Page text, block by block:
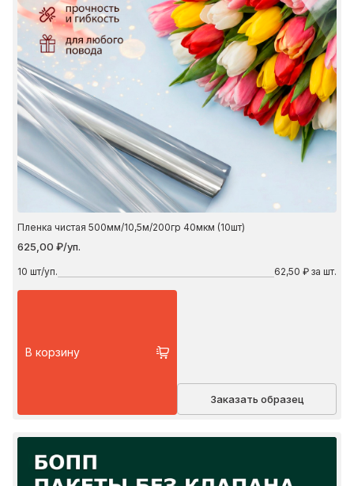
Пленка чистая 500мм/10,5м/200гр 40мкм (10шт)
625,00 ₽/уп.
10 шт/уп. 62,50 ₽ за шт.
В корзину
Заказать образец